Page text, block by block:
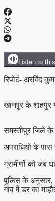
Listen to this
रिपोर्ट- अरविंद
खानपुर के शाहपुर
समस्तीपुर जिले के
अपराधियों के
ग्रामीणों को जब
पुलिस के अनुसार,
गांव में डर का